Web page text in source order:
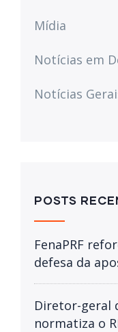
Mídia
Notícias em
Notícias
POSTS
FenaPRF
defesa da
Diretor-geral
normatiza o